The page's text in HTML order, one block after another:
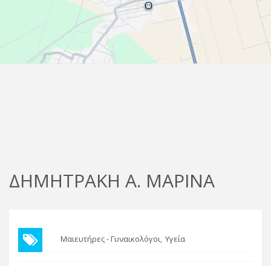
Leaflet
ΔΗΜΗΤΡΑΚΗ Α. ΜΑΡΙΝΑ
Μαιευτήρες - Γυναικολόγοι Υγεία